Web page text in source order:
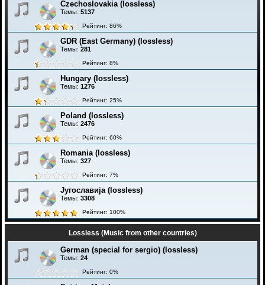
Czechoslovakia (lossless)
Темы: 5137
Рейтинг: 86%
GDR (East Germany) (lossless)
Темы: 281
Рейтинг: 8%
Hungary (lossless)
Темы: 1276
Рейтинг: 25%
Poland (lossless)
Темы: 2476
Рейтинг: 60%
Romania (lossless)
Темы: 327
Рейтинг: 7%
Југославија (lossless)
Темы: 3308
Рейтинг: 100%
Lossless (Music from other countries)
German (special for sergio) (lossless)
Темы: 24
Рейтинг: 0%